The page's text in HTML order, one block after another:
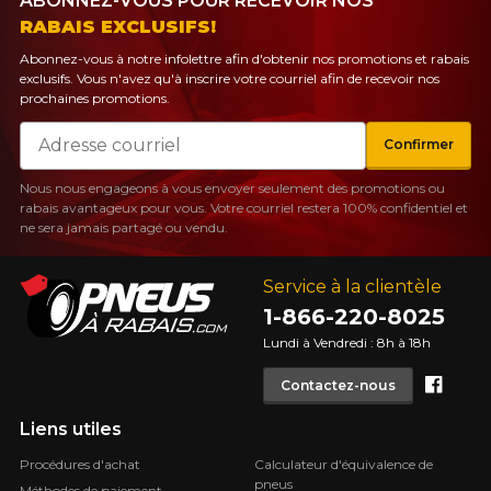
Service à la clientèle
1-866-220-8025
Lundi à Vendredi : 8h à 18h
Contactez-nous
Liens utiles
Procédures d'achat
Calculateur d'équivalence de
pneus
RABAIS EXCLUSIFS!
Abonnez-vous à notre infolettre afin d'obtenir nos promotions et rabais
exclusifs. Vous n'avez qu'à inscrire votre courriel afin de recevoir nos
prochaines promotions.
Courriel
Confirmer
Nous nous engageons à vous envoyer seulement des promotions ou
rabais avantageux pour vous. Votre courriel restera 100% confidentiel et
ne sera jamais partagé ou vendu.